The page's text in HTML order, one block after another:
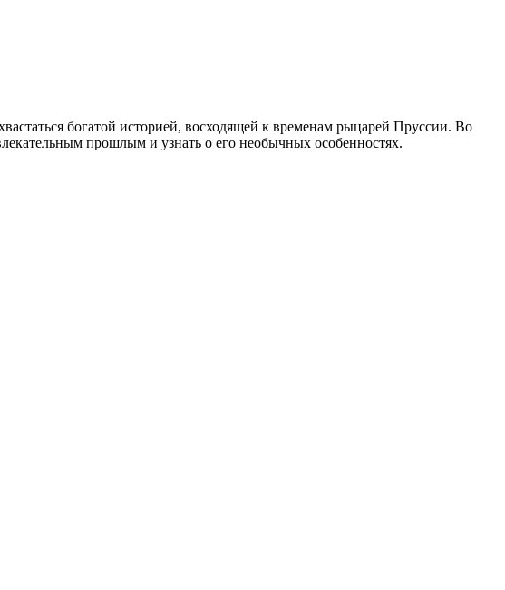
богатой историей, восходящей к временам рыцарей Пруссии. Во
прошлым и узнать о его необычных особенностях.